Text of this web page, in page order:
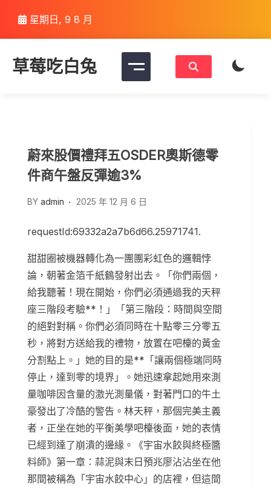
content
星期日, 9 8 月
草莓吃白兔
蔚來股價禮拜五OSDER奧斯德零
件商午盤反彈逾3%
BY admin 2025 年 12 月 6 日
requestId:69332a2a7b6d66.25971741.
甜甜圈被機器轉化為一團團彩虹色的邏輯悖
論，朝著金箔千紙鶴發射出去。「你們兩個，
給我聽著！現在開始，你們必須通過我的天秤
座三階段考驗**！」「第三階段：時間與空間
的絕對對稱。你們必須同時在十點零三分零五
秒，將對方送給我的禮物，放置在吧檯的黃金
分割點上。」她的目的是**「讓兩個極端同時
停止，達到零的境界」。她迅速拿起她用來測
量咖啡因含量的激光測量儀，對著門口的牛土
豪發出了冷酷的警告。林天秤，那個完美主義
者，正坐在她的平衡美學吧檯後面，她的表情
已經到達了崩潰的邊緣。《宇宙水餃與終極醬
料師》第一章：蒜泥與末日預兆廖沾沾坐在他
那間被稱為「宇宙水餃中心」的店裡，但這間